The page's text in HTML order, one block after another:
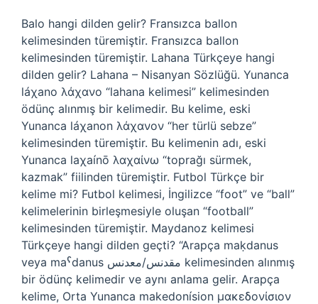
Balo hangi dilden gelir? Fransızca ballon
kelimesinden türemiştir. Fransızca ballon
kelimesinden türemiştir. Lahana Türkçeye hangi
dilden gelir? Lahana – Nisanyan Sözlüğü. Yunanca
láχano λάχανο “lahana kelimesi” kelimesinden
ödünç alınmış bir kelimedir. Bu kelime, eski
Yunanca láχanon λάχανον “her türlü sebze”
kelimesinden türemiştir. Bu kelimenin adı, eski
Yunanca laχaínō λαχαίνω “toprağı sürmek,
kazmak” fiilinden türemiştir. Futbol Türkçe bir
kelime mi? Futbol kelimesi, İngilizce “foot” ve “ball”
kelimelerinin birleşmesiyle oluşan “football”
kelimesinden türemiştir. Maydanoz kelimesi
Türkçeye hangi dilden geçti? “Arapça maḳdanus
veya maˁdanus مقدنس/معدنس kelimesinden alınmış
bir ödünç kelimedir ve aynı anlama gelir. Arapça
kelime, Orta Yunanca makedonísion μακεδονίσιον